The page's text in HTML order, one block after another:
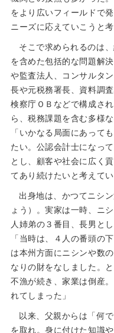
をより広いフィールドで
ニーズに応えていこうと考
そこで求められるのは
を含めた包括的な問題解
や監査法人、コンサルタ
長や元税務署長、資料調
検察庁ＯＢなどで構成さ
ら、税務課題を含む多様
「いかなる局面にあって
たい。公認会計士になっ
とし、顧客や社会に広く
てあり続けたいと考えてい
出身地は、かつてニシ
ょう）。実家は一時、ニ
人姉弟の３番目、長男と
「当時は、４人の番頭の
は本州方面にニシンや数
なりの財をなしました。
不漁が続き、家業は倒産
れてしまった」
以来、父親からは「何
を取れ。身に付けた知識